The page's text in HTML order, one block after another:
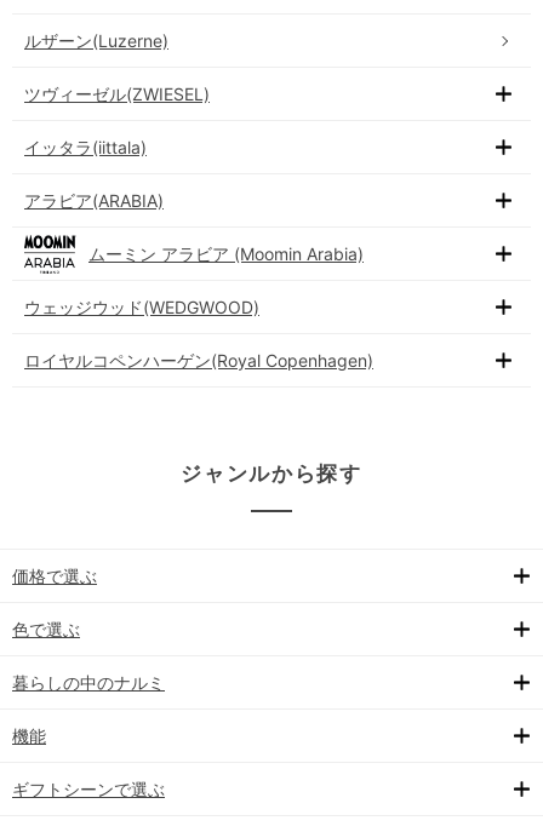
ルザーン(Luzerne)
ツヴィーゼル(ZWIESEL)
イッタラ(iittala)
アラビア(ARABIA)
ムーミン アラビア (Moomin Arabia)
ウェッジウッド(WEDGWOOD)
ロイヤルコペンハーゲン(Royal Copenhagen)
ジャンルから探す
価格で選ぶ
色で選ぶ
暮らしの中のナルミ
機能
ギフトシーンで選ぶ